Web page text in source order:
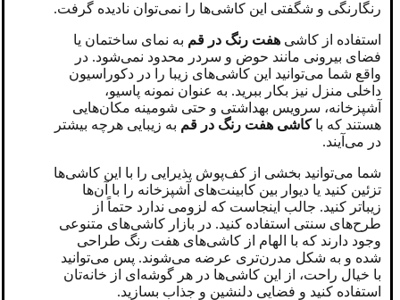
رنگارنگی و شگفتی این کاشی‌ها را نمی‌توان نادیده گرفت.
استفاده از کاشی هفت رنگ در قم به نمای ساختمان یا
فضای بیرونی مانند حوض و سردر محدود نمی‌شود. در
واقع شما می‌توانید این کاشی‌های زیبا را در دکوراسیون
داخلی منزل نیز بکار ببرید. به عنوان نمونه پاسیو،
آشپزخانه، سرویس بهداشتی و حتی شومینه مکان‌هایی
هستند که باکاشی هفت رنگ در قم به زیبایی هرچه بیشتر
در می‌آیند.
شما می‌توانید بخشی از کف‌پوش پذیرایی را با این کاشی‌ها
تزئین کنید یا دیوار بین کابینت‌های آشپزخانه را با آن‌ها
زیباتر کنید. جالب اینجاست که لزومی ندارد حتماً از
طرح‌های سنتی استفاده کنید. در بازار کاشی‌های متنوعی
وجود دارند که با الهام از کاشی‌های هفت رنگ طراحی
شده و به شکل مدرن‌تری عرضه می‌شوند. پس می‌توانید
با خیال راحت، از این کاشی‌ها در هر گوشه‌ای از خانه‌تان
استفاده کنید و فضایی دلنشین و جذاب بسازید.